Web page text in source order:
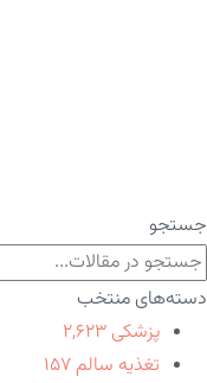
جستجو
دسته‌های منتخب
پزشکی ۲,۶۲۳
تغذیه سالم ۱۵۷